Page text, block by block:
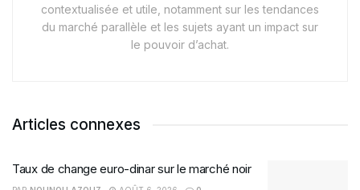
contextualisée et utile, notamment sur les tendances
du marché parallèle et les sujets ayant un impact sur
le pouvoir d’achat.
Articles connexes
Taux de change euro-dinar sur le marché noir